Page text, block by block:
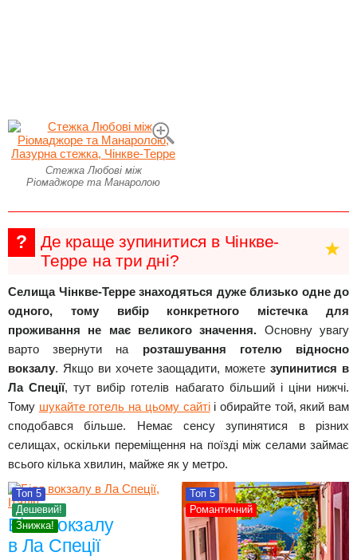
Стежка Любові між
Ріомаджоре та Манаролою
?
Де краще зупинитися в Чінкве-
Терре на три дні?
Селища Чінкве-Терре знаходяться дуже близько одне до
одного, тому вибір конкретного містечка для
проживання не має великого значення. Основну увагу
варто звернути на розташування готелю відносно
вокзалу. Якщо ви хочете заощадити, можетезупинитися в
Ла Спеції, тут вибір готелів набагато більший і ціни нижчі.
Тому шукайте готель на цьому сайтіі обирайте той, який вам
сподобався більше. Немає сенсу зупинятися в різних
селищах, оскільки переміщення на поїзді між селами займає
всього кілька хвилин, майже як у метро.
Топ 5
Дешевий!
Знижка!
Біля вокзалу
в Ла Спеції
Топ 5
Романтичний